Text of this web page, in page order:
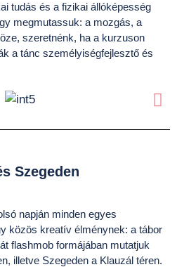
tudás és a fizikai állóképesség
megmutassuk: a mozgás, a
szeretnénk, ha a kurzuson
a tánc személyiségfejlesztő és
Szegeden
napján minden egyes
közös kreatív élménynek: a tábor
flashmob formájában mutatjuk
illetve Szegeden a Klauzál téren.